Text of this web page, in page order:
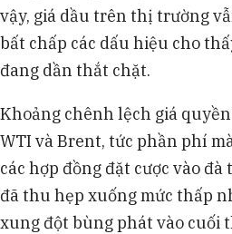
vậy, giá dầu trên thị trường
bất chấp các dấu hiệu cho
đang dần thắt chặt.
Khoảng chênh lệch giá
WTI và Brent, tức phần phí
các hợp đồng đặt cược vào
đã thu hẹp xuống mức thấp
xung đột bùng phát vào cuối